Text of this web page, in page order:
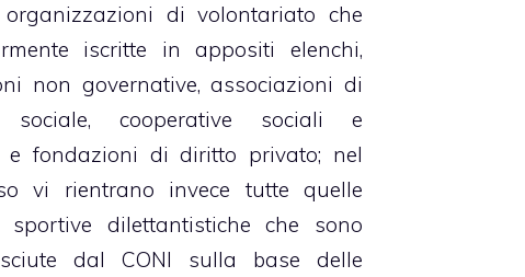
organizzazioni di volontariato che
iscritte in appositi elenchi,
non governative, associazioni di
sociale, cooperative sociali e
e fondazioni di diritto privato; nel
vi rientrano invece tutte quelle
sportive dilettantistiche che sono
dal CONI sulla base delle